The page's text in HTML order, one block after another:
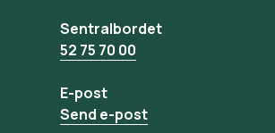
Sentralbordet
52 75 70 00
E-post
Send e-post